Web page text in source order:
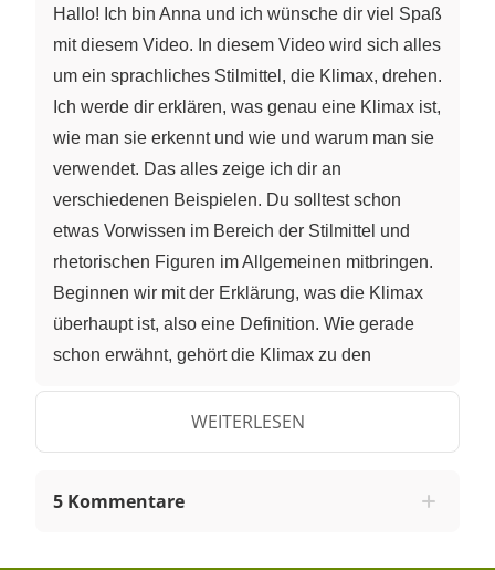
Hallo! Ich bin Anna und ich wünsche dir viel Spaß
mit diesem Video. In diesem Video wird sich alles
um ein sprachliches Stilmittel, die Klimax, drehen.
Ich werde dir erklären, was genau eine Klimax ist,
wie man sie erkennt und wie und warum man sie
verwendet. Das alles zeige ich dir an
verschiedenen Beispielen. Du solltest schon
etwas Vorwissen im Bereich der Stilmittel und
rhetorischen Figuren im Allgemeinen mitbringen.
Beginnen wir mit der Erklärung, was die Klimax
überhaupt ist, also eine Definition. Wie gerade
schon erwähnt, gehört die Klimax zu den
kommt aus dem Altgriechischen und bedeutet so
viel wie "Treppe" oder "Leiter". Bei einer Klimax
Steigerung von Ausdrücken, wie zum Beispiel
WEITERLESEN
5 Kommentare